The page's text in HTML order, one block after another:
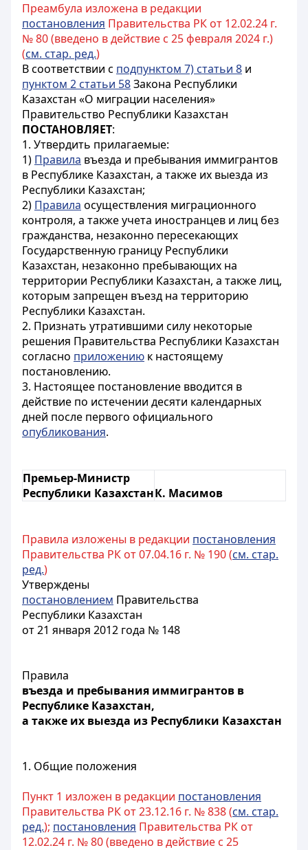
Преамбула изложена в редакции
постановления Правительства РК от 12.02.24 г.
№ 80 (введено в действие с 25 февраля 2024 г.)
(см. стар. ред.)
В соответствии с подпунктом 7) статьи 8 и
пунктом 2 статьи 58Закона Республики
Казахстан «О миграции населения»
Правительство Республики Казахстан
ПОСТАНОВЛЯЕТ:
1. Утвердить прилагаемые:
1) Правила въезда и пребывания иммигрантов
в Республике Казахстан, а также их выезда из
Республики Казахстан;
2) Правила осуществления миграционного
контроля, а также учета иностранцев и лиц без
гражданства, незаконно пересекающих
Государственную границу Республики
Казахстан, незаконно пребывающих на
территории Республики Казахстан, а также лиц,
которым запрещен въезд на территорию
Республики Казахстан.
2. Признать утратившими силу некоторые
решения Правительства Республики Казахстан
согласно приложению к настоящему
постановлению.
3. Настоящее постановление вводится в
действие по истечении десяти календарных
дней после первого официального
опубликования.
Премьер-Министр
Республики КазахстанК. Масимов
Правила изложены в редакции постановления
Правительства РК от 07.04.16 г. № 190 (см. стар.
ред.)
Утверждены
постановлением Правительства
Республики Казахстан
от 21 января 2012 года № 148
Правила
въезда и пребывания иммигрантов в
Республике Казахстан,
а также их выезда из Республики Казахстан
1. Общие положения
Пункт 1 изложен в редакции постановления
Правительства РК от 23.12.16 г. № 838 (см. стар.
ред.); постановления Правительства РК от
12.02.24 г. № 80 (введено в действие с 25